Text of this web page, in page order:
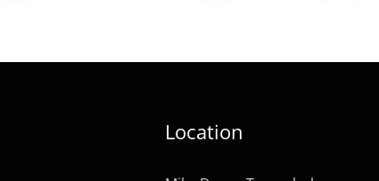
Location